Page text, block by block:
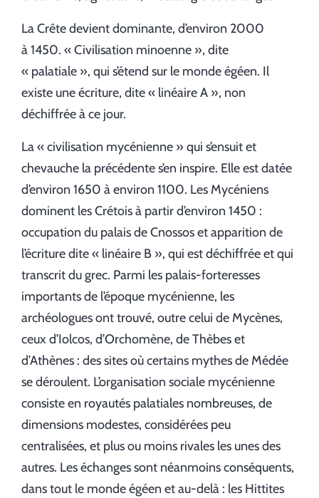
La Crête devient dominante, d’environ 2000
à 1450. « Civilisation minoenne », dite
« palatiale », qui s’étend sur le monde égéen. Il
existe une écriture, dite « linéaire A », non
déchiffrée à ce jour.
La « civilisation mycénienne » qui s’ensuit et
chevauche la précédente s’en inspire. Elle est datée
d’environ 1650 à environ 1100. Les Mycéniens
dominent les Crétois à partir d’environ 1450 :
occupation du palais de Cnossos et apparition de
l’écriture dite « linéaire B », qui est déchiffrée et qui
transcrit du grec. Parmi les palais-forteresses
importants de l’époque mycénienne, les
archéologues ont trouvé, outre celui de Mycènes,
ceux d’Iolcos, d’Orchomène, de Thèbes et
d’Athènes : des sites où certains mythes de Médée
se déroulent. L’organisation sociale mycénienne
consiste en royautés palatiales nombreuses, de
dimensions modestes, considérées peu
centralisées, et plus ou moins rivales les unes des
autres. Les échanges sont néanmoins conséquents,
dans tout le monde égéen et au-delà : les Hittites